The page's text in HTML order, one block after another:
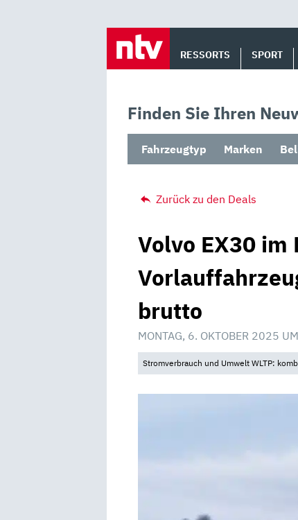
RESSORTS SPORT
Finden Sie Ihren
Fahrzeugtyp Marken
Zurück zu den Deals
Volvo EX30 im
brutto
MONTAG, 6. OKTOBER 2025
Stromverbrauch und Umwelt WLTP: